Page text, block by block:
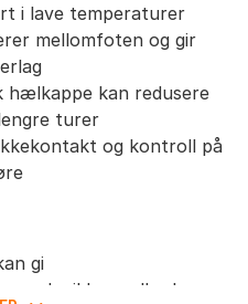
i lave temperaturer
mellomfoten og gir
hælkappe kan redusere
turer
og kontroll på
gi
ved mildvær eller høy